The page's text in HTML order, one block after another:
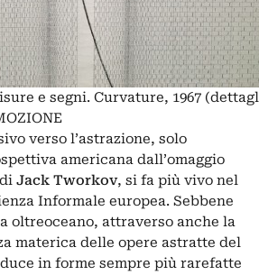
e segni. Curvature, 1967
verso l’astrazione, solo
americana dall’omaggio
Jack Tworkov, si fa più vivo nel
Informale europea. Sebbene
oltreoceano, attraverso anche la
materica delle opere astratte del
in forme sempre più rarefatte